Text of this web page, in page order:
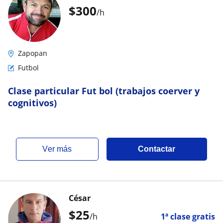
$300/h
Zapopan
Futbol
Clase particular Fut bol (trabajos coerver y
cognitivos)
ver más Contactar
$25/h 1ª clase gratis
César